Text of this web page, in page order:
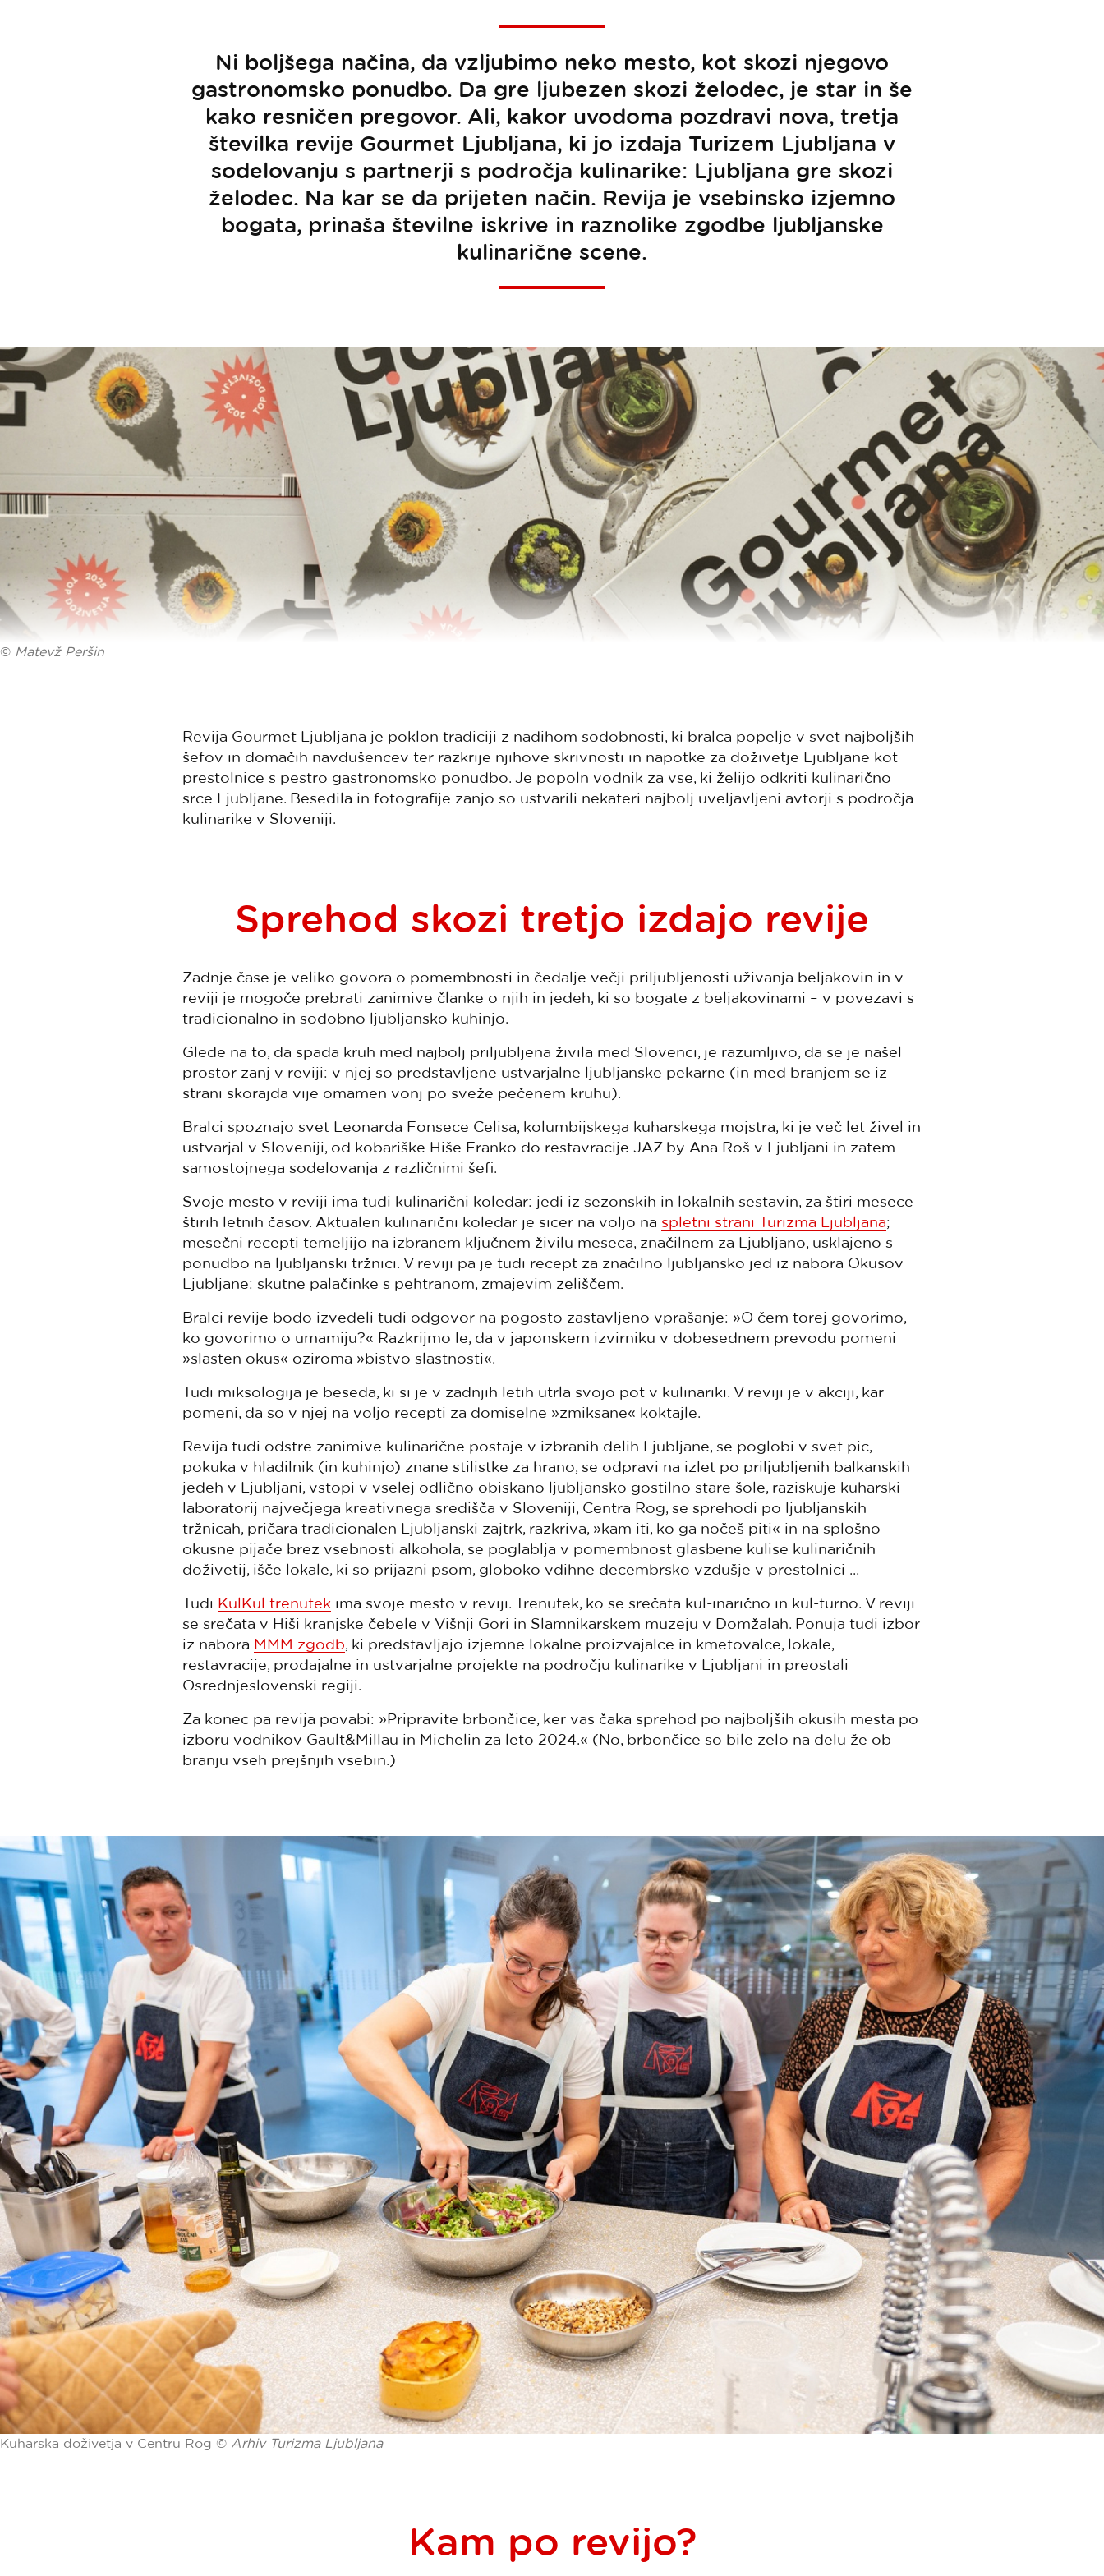
Ni boljšega načina, da vzljubimo neko mesto, kot skozi njegovo
gastronomsko ponudbo. Da gre ljubezen skozi želodec, je star in še
kako resničen pregovor. Ali, kakor uvodoma pozdravi nova, tretja
številka revije Gourmet Ljubljana, ki jo izdaja Turizem Ljubljana v
sodelovanju s partnerji s področja kulinarike: Ljubljana gre skozi
želodec. Na kar se da prijeten način. Revija je vsebinsko izjemno
bogata, prinaša številne iskrive in raznolike zgodbe ljubljanske
kulinarične scene.
© Matevž Peršin
Revija Gourmet Ljubljana je poklon tradiciji z nadihom sodobnosti, ki bralca popelje v svet najboljših
šefov in domačih navdušencev ter razkrije njihove skrivnosti in napotke za doživetje Ljubljane kot
prestolnice s pestro gastronomsko ponudbo. Je popoln vodnik za vse, ki želijo odkriti kulinarično
srce Ljubljane. Besedila in fotografije zanjo so ustvarili nekateri najbolj uveljavljeni avtorji s področja
kulinarike v Sloveniji.
Sprehod skozi tretjo izdajo revije
Zadnje čase je veliko govora o pomembnosti in čedalje večji priljubljenosti uživanja beljakovin in v
reviji je mogoče prebrati zanimive članke o njih in jedeh, ki so bogate z beljakovinami – v povezavi s
tradicionalno in sodobno ljubljansko kuhinjo.
Glede na to, da spada kruh med najbolj priljubljena živila med Slovenci, je razumljivo, da se je našel
prostor zanj v reviji: v njej so predstavljene ustvarjalne ljubljanske pekarne (in med branjem se iz
strani skorajda vije omamen vonj po sveže pečenem kruhu).
Bralci spoznajo svet Leonarda Fonsece Celisa, kolumbijskega kuharskega mojstra, ki je več let živel in
ustvarjal v Sloveniji, od kobariške Hiše Franko do restavracije JAZ by Ana Roš v Ljubljani in zatem
samostojnega sodelovanja z različnimi šefi.
Svoje mesto v reviji ima tudi kulinarični koledar: jedi iz sezonskih in lokalnih sestavin, za štiri mesece
štirih letnih časov. Aktualen kulinarični koledar je sicer na voljo na spletni strani Turizma Ljubljana;
mesečni recepti temeljijo na izbranem ključnem živilu meseca, značilnem za Ljubljano, usklajeno s
ponudbo na ljubljanski tržnici. V reviji pa je tudi recept za značilno ljubljansko jed iz nabora Okusov
Ljubljane: skutne palačinke s pehtranom, zmajevim zeliščem.
Bralci revije bodo izvedeli tudi odgovor na pogosto zastavljeno vprašanje: »O čem torej govorimo,
ko govorimo o umamiju?« Razkrijmo le, da v japonskem izvirniku v dobesednem prevodu pomeni
»slasten okus« oziroma »bistvo slastnosti«.
Tudi miksologija je beseda, ki si je v zadnjih letih utrla svojo pot v kulinariki. V reviji je v akciji, kar
pomeni, da so v njej na voljo recepti za domiselne »zmiksane« koktajle.
Revija tudi odstre zanimive kulinarične postaje v izbranih delih Ljubljane, se poglobi v svet pic,
pokuka v hladilnik (in kuhinjo) znane stilistke za hrano, se odpravi na izlet po priljubljenih balkanskih
jedeh v Ljubljani, vstopi v vselej odlično obiskano ljubljansko gostilno stare šole, raziskuje kuharski
laboratorij največjega kreativnega središča v Sloveniji, Centra Rog, se sprehodi po ljubljanskih
tržnicah, pričara tradicionalen Ljubljanski zajtrk, razkriva, »kam iti, ko ga nočeš piti« in na splošno
okusne pijače brez vsebnosti alkohola, se poglablja v pomembnost glasbene kulise kulinaričnih
doživetij, išče lokale, ki so prijazni psom, globoko vdihne decembrsko vzdušje v prestolnici ...
Tudi KulKul trenutek ima svoje mesto v reviji. Trenutek, ko se srečata kul-inarično in kul-turno. V reviji
se srečata v Hiši kranjske čebele v Višnji Gori in Slamnikarskem muzeju v Domžalah. Ponuja tudi izbor
iz nabora MMM zgodb, ki predstavljajo izjemne lokalne proizvajalce in kmetovalce, lokale,
restavracije, prodajalne in ustvarjalne projekte na področju kulinarike v Ljubljani in preostali
Osrednjeslovenski regiji.
Za konec pa revija povabi: »Pripravite brbončice, ker vas čaka sprehod po najboljših okusih mesta po
izboru vodnikov Gault&Millau in Michelin za leto 2024.« (No, brbončice so bile zelo na delu že ob
branju vseh prejšnjih vsebin.)
Kuharska doživetja v Centru Rog © Arhiv Turizma Ljubljana
Kam po revijo?